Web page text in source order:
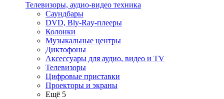
Телевизоры, аудио-видео техника
Саундбары
DVD, Bly-Ray-плееры
Колонки
Музыкальные центры
Диктофоны
Аксессуары для аудио, видео и TV
Телевизоры
Цифровые приставки
Проекторы и экраны
Ещё 5